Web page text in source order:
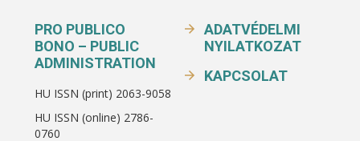
PRO PUBLICO
BONO – PUBLIC
ADMINISTRATION
HU ISSN (print) 2063-9058
HU ISSN (online) 2786-
0760
ADATVÉDELMI
NYILATKOZAT
KAPCSOLAT